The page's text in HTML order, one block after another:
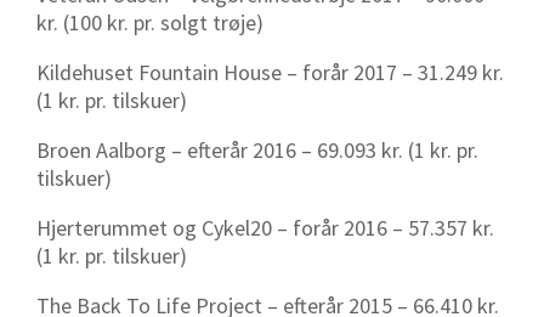
kr. (100 kr. pr. solgt trøje)
Kildehuset Fountain House – forår 2017 – 31.249 kr.
(1 kr. pr. tilskuer)
Broen Aalborg – efterår 2016 – 69.093 kr. (1 kr. pr.
tilskuer)
Hjerterummet og Cykel20 – forår 2016 – 57.357 kr.
(1 kr. pr. tilskuer)
The Back To Life Project – efterår 2015 – 66.410 kr.